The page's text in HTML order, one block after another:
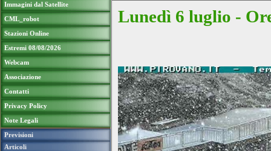
Immagini dal Satellite
CML_robot
Stazioni Online
Estremi 08/08/2026
Webcam
Associazione
Contatti
Privacy Policy
Note Legali
Previsioni
Articoli
Lunedì 6 luglio -